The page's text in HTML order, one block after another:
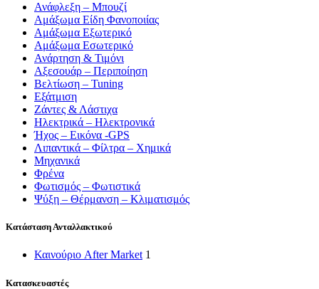
Ανάφλεξη – Μπουζί
Αμάξωμα Είδη Φανοποιίας
Αμάξωμα Εξωτερικό
Αμάξωμα Εσωτερικό
Ανάρτηση & Τιμόνι
Αξεσουάρ – Περιποίηση
Βελτίωση – Tuning
Εξάτμιση
Ζάντες & Λάστιχα
Ηλεκτρικά – Ηλεκτρονικά
Ήχος – Εικόνα -GPS
Λιπαντικά – Φίλτρα – Χημικά
Μηχανικά
Φρένα
Φωτισμός – Φωτιστικά
Ψύξη – Θέρμανση – Κλιματισμός
Κατάσταση Ανταλλακτικού
Καινούριο After Market 1
Κατασκευαστές